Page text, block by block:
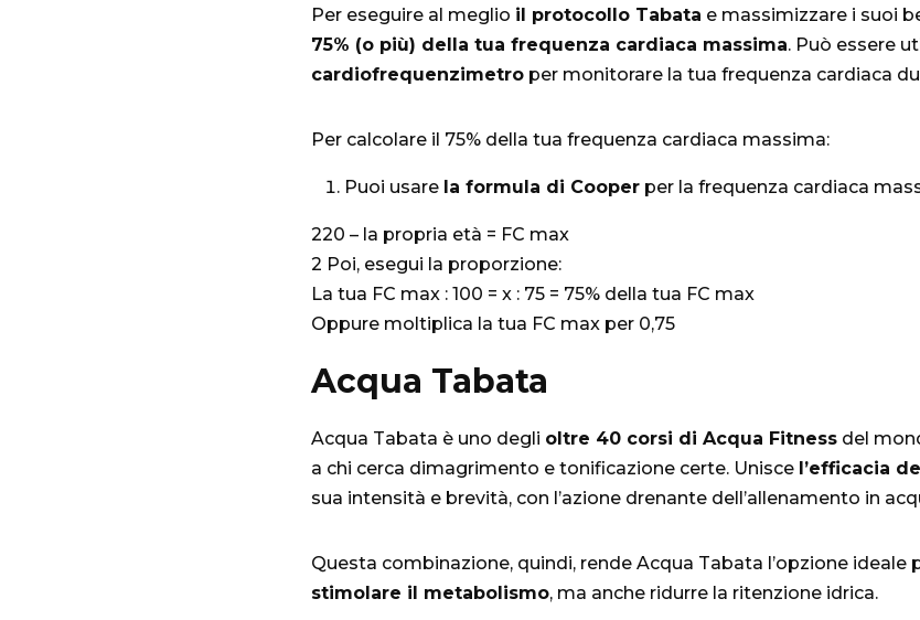
Per eseguire al meglio il protocollo Tabata e massimizzare i suoi
75% (o più) della tua frequenza cardiaca massima. Può essere
cardiofrequenzimetro per monitorare la tua frequenza cardiaca
Per calcolare il 75% della tua frequenza cardiaca massima:
Puoi usare la formula di Cooper per la frequenza cardiaca
220 – la propria età = FC max
2 Poi, esegui la proporzione:
La tua FC max : 100 = x : 75 = 75% della tua FC max
Oppure moltiplica la tua FC max per 0,75
Acqua Tabata
Acqua Tabata è uno degli oltre 40 corsi di Acqua Fitness del
a chi cerca dimagrimento e tonificazione certe. Unisce l’efficacia
sua intensità e brevità, con l’azione drenante dell’allenamento in
Questa combinazione, quindi, rende Acqua Tabata l’opzione ideale
stimolare il metabolismo, ma anche ridurre la ritenzione idrica.